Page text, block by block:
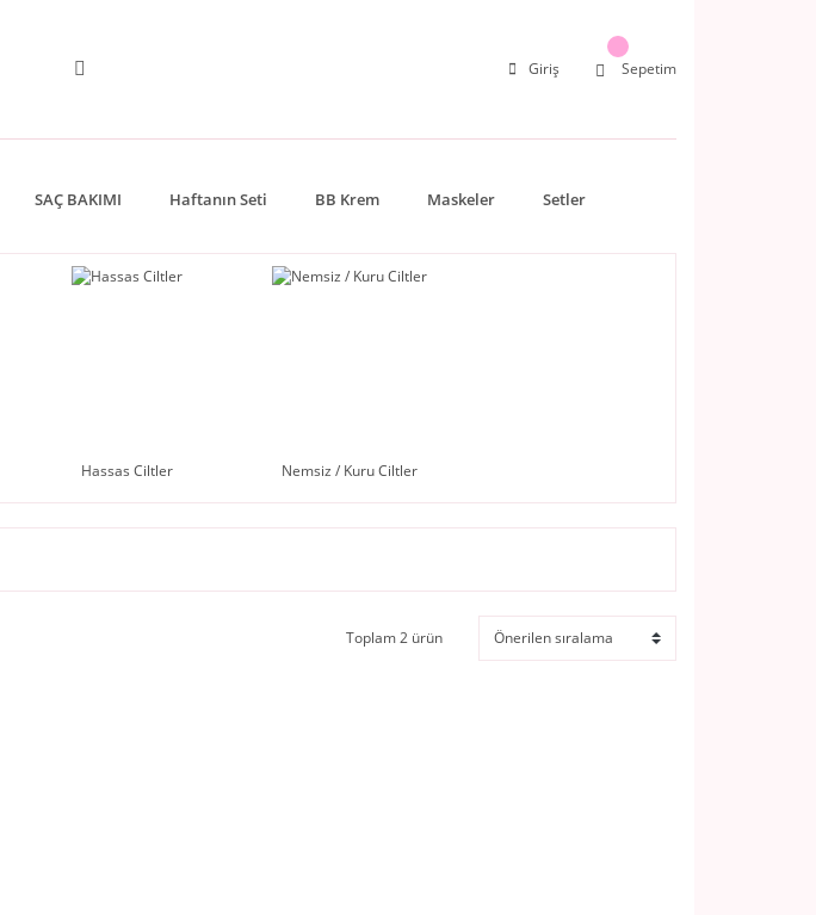
Giriş Sepetim
SAÇ BAKIMI Haftanın Seti BB Krem Maskeler Setler
Hassas Ciltler Nemsiz / Kuru Ciltler
Toplam 2 ürün